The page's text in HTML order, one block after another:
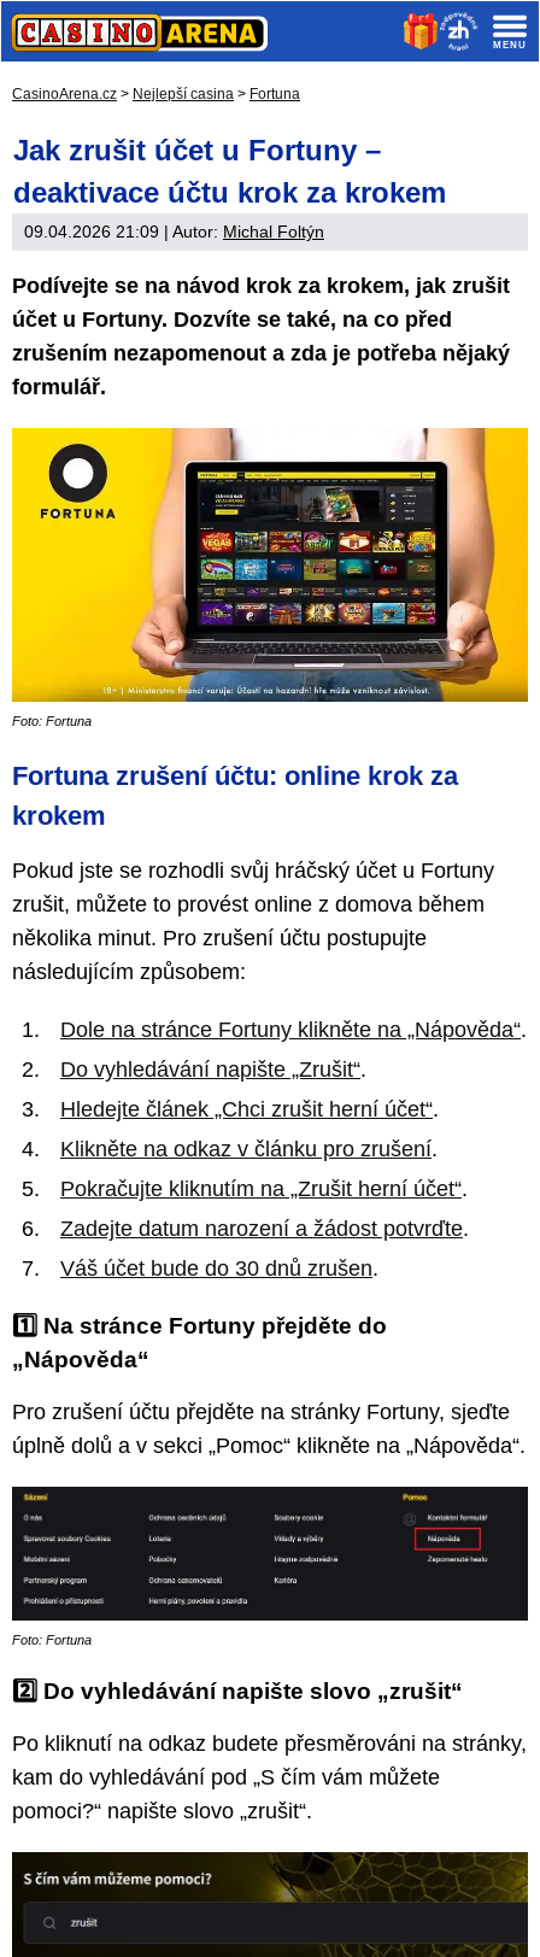
CasinoArena.cz > Nejlepší casina > Fortuna
Jak zrušit účet u Fortuny –
deaktivace účtu krok za krokem
09.04.2026 21:09 | Autor: Michal Foltýn
Podívejte se na návod krok za krokem, jak zrušit
účet u Fortuny. Dozvíte se také, na co před
zrušením nezapomenout a zda je potřeba nějaký
formulář.
Foto: Fortuna
Fortuna zrušení účtu: online krok za
krokem
Pokud jste se rozhodli svůj hráčský účet u Fortuny
zrušit, můžete to provést online z domova během
několika minut. Pro zrušení účtu postupujte
následujícím způsobem:
Dole na stránce Fortuny klikněte na „Nápověda“.
Do vyhledávání napište „Zrušit“.
Hledejte článek „Chci zrušit herní účet“.
Klikněte na odkaz v článku pro zrušení.
Pokračujte kliknutím na „Zrušit herní účet“.
Zadejte datum narození a žádost potvrďte.
Váš účet bude do 30 dnů zrušen.
1️⃣ Na stránce Fortuny přejděte do
„Nápověda“
Pro zrušení účtu přejděte na stránky Fortuny, sjeďte
úplně dolů a v sekci „Pomoc“ klikněte na „Nápověda“.
Foto: Fortuna
2️⃣ Do vyhledávání napište slovo „zrušit“
Po kliknutí na odkaz budete přesměrováni na stránky,
kam do vyhledávání pod „S čím vám můžete
pomoci?“ napište slovo „zrušit“.